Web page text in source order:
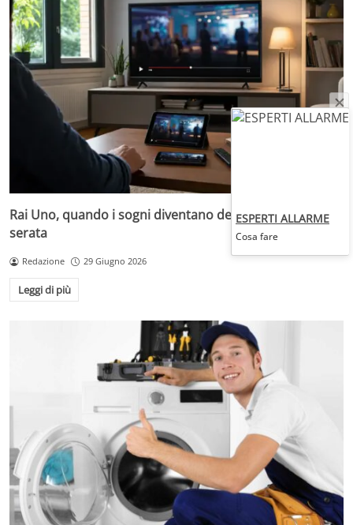
Rai Uno, quando i sogni diventano desideri da prima
serata
Redazione 29 Giugno 2026
Leggi di più
ESPERTI ALLARME
Cosa fare